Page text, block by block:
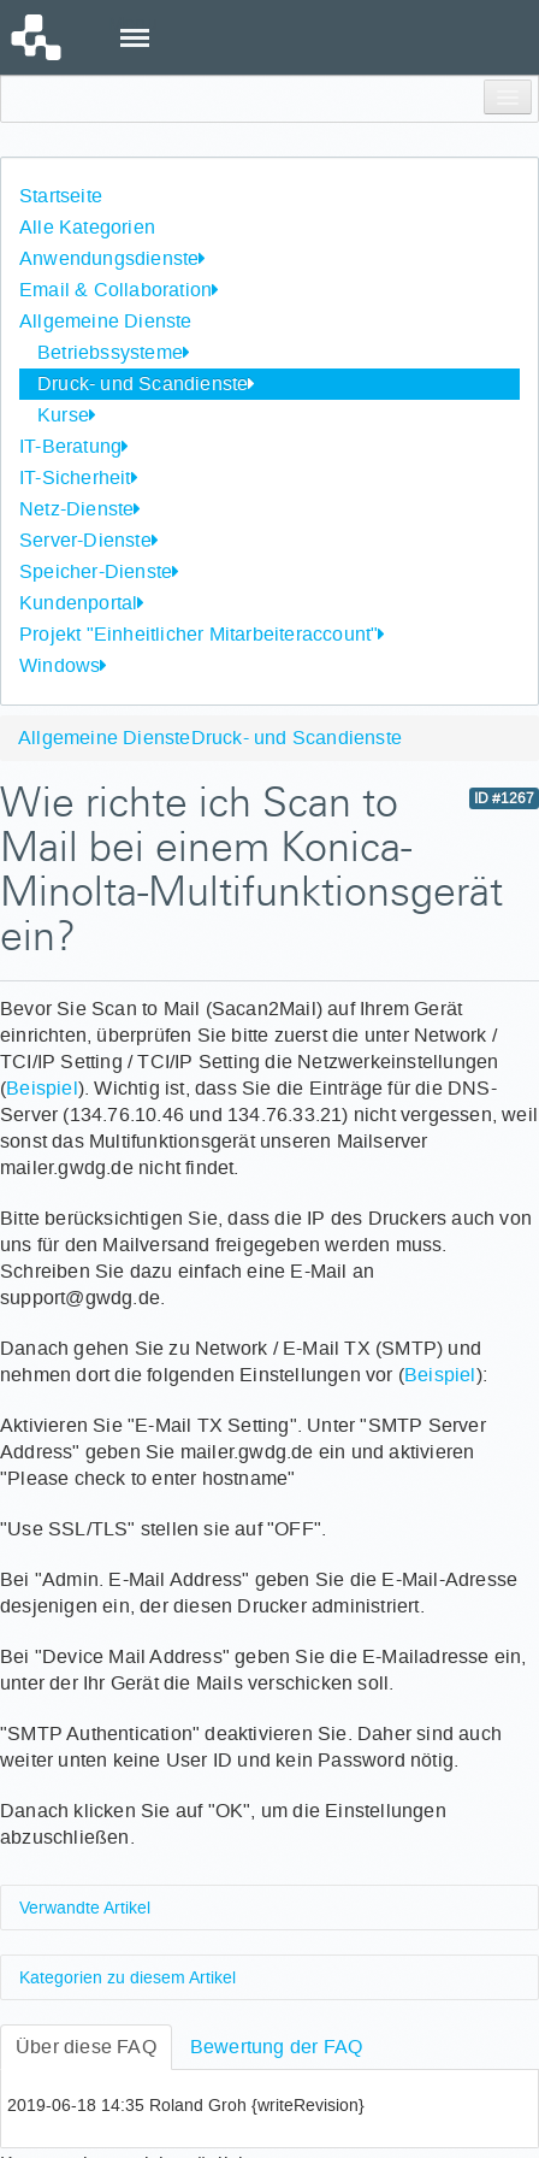
Startseite
Alle Kategorien
Anwendungsdienste
Email & Collaboration
Allgemeine Dienste
Betriebssysteme
Druck- und Scandienste
Kurse
IT-Beratung
IT-Sicherheit
Netz-Dienste
Server-Dienste
Speicher-Dienste
Kundenportal
Projekt "Einheitlicher Mitarbeiteraccount"
Windows
Allgemeine DiensteDruck- und Scandienste
ID #1267
Wie richte ich Scan to
Mail bei einem Konica-
Minolta-Multifunktionsgerät
ein?
Bevor Sie Scan to Mail (Sacan2Mail) auf Ihrem Gerät
einrichten, überprüfen Sie bitte zuerst die unter Network /
TCI/IP Setting / TCI/IP Setting die Netzwerkeinstellungen
(Beispiel). Wichtig ist, dass Sie die Einträge für die DNS-
Server (134.76.10.46 und 134.76.33.21) nicht vergessen, weil
sonst das Multifunktionsgerät unseren Mailserver
mailer.gwdg.de nicht findet.
Bitte berücksichtigen Sie, dass die IP des Druckers auch von
uns für den Mailversand freigegeben werden muss.
Schreiben Sie dazu einfach eine E-Mail an
support@gwdg.de.
Danach gehen Sie zu Network / E-Mail TX (SMTP) und
nehmen dort die folgenden Einstellungen vor (Beispiel):
Aktivieren Sie "E-Mail TX Setting". Unter "SMTP Server
Address" geben Sie mailer.gwdg.de ein und aktivieren
"Please check to enter hostname"
"Use SSL/TLS" stellen sie auf "OFF".
Bei "Admin. E-Mail Address" geben Sie die E-Mail-Adresse
desjenigen ein, der diesen Drucker administriert.
Bei "Device Mail Address" geben Sie die E-Mailadresse ein,
unter der Ihr Gerät die Mails verschicken soll.
"SMTP Authentication" deaktivieren Sie. Daher sind auch
weiter unten keine User ID und kein Password nötig.
Danach klicken Sie auf "OK", um die Einstellungen
abzuschließen.
Verwandte Artikel
Wie deinstalliere ich alte Kernel Images in Ubuntu,
um Festplattenspeicher freizugeben?
Wie verifiziere ich meine Mobiltelefonnummer?
Wo finde ich Informationen zum Matomo Dienst?
Wie aktiviere ich RAM nach einer Erweiterung?
Welchen TSM-Client soll ich nutzen? Welchen TSM-
Clienten sollte ich meiden?
Kategorien zu diesem Artikel
Allgemeine Dienste
Über diese FAQ Bewertung der FAQ
2019-06-18 14:35 Roland Groh {writeRevision}